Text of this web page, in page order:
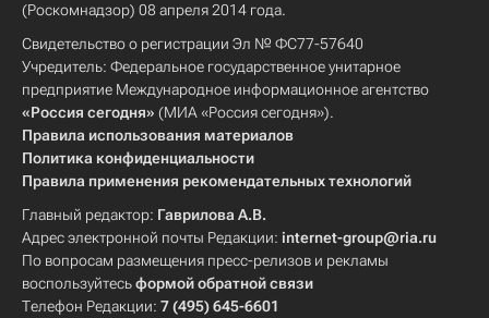
(Роскомнадзор) 08 апреля 2014 года.
Свидетельство о регистрации Эл № ФС77-57640
Учредитель: Федеральное государственное унитарное
предприятие Международное информационное агентство
«Россия сегодня» (МИА «Россия сегодня»).
Правила использования материалов
Политика конфиденциальности
Правила применения рекомендательных технологий
Главный редактор: Гаврилова А.В.
Адрес электронной почты Редакции: internet-group@ria.ru
По вопросам размещения пресс-релизов и рекламы
воспользуйтесьформой обратной связи
Телефон Редакции: 7 (495) 645-6601